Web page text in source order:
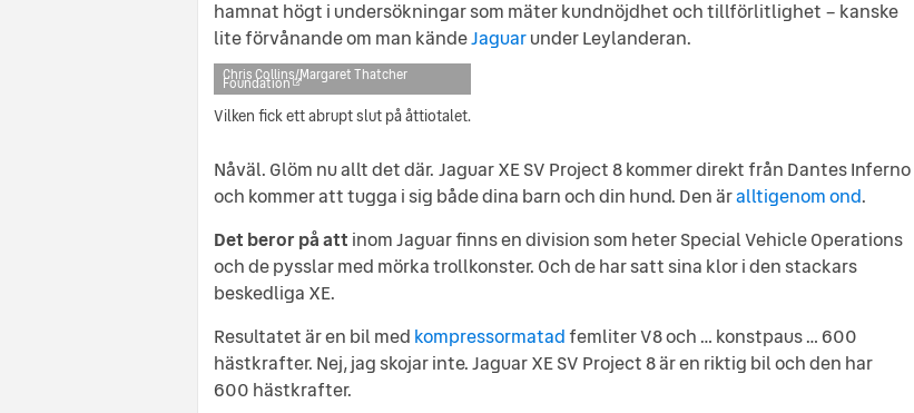
hamnat högt i undersökningar som mäter kundnöjdhet och tillförlitlighet – kanske
lite förvånande om man kändeJaguarunder Leylanderan.
Chris Collins/Margaret Thatcher
Foundation
Vilken fick ett abrupt slut på åttiotalet.
Nåväl. Glöm nu allt det där. Jaguar XE SV Project 8 kommer direkt från Dantes Inferno
och kommer att tugga i sig både dina barn och din hund. Den äralltigenom ond.
Det beror på att inom Jaguar finns en division som heter Special Vehicle Operations
och de pysslar med mörka trollkonster. Och de har satt sina klor i den stackars
beskedliga XE.
Resultatet är en bil med kompressormatadfemliter V8 och … konstpaus … 600
hästkrafter. Nej, jag skojar inte. Jaguar XE SV Project 8 är en riktig bil och den har
600 hästkrafter.